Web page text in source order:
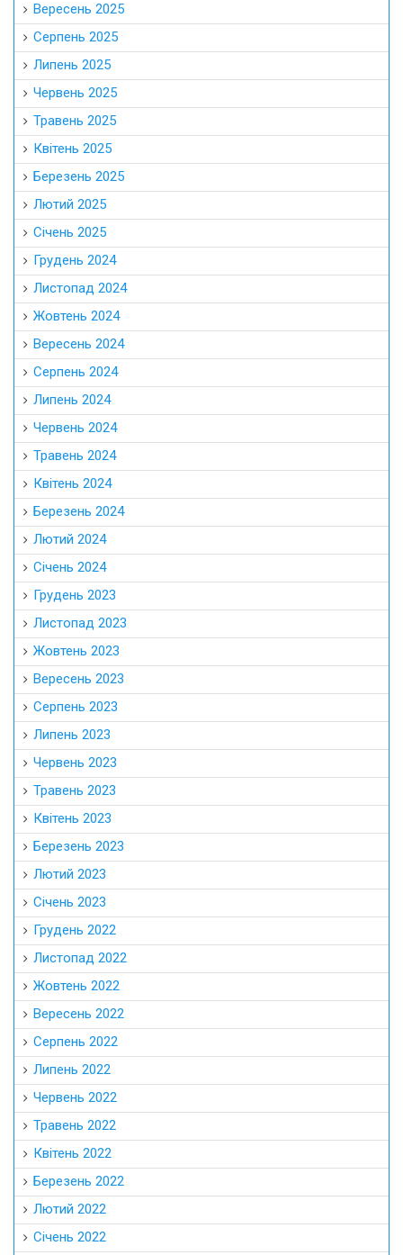
Вересень 2025
Серпень 2025
Липень 2025
Червень 2025
Травень 2025
Квітень 2025
Березень 2025
Лютий 2025
Січень 2025
Грудень 2024
Листопад 2024
Жовтень 2024
Вересень 2024
Серпень 2024
Липень 2024
Червень 2024
Травень 2024
Квітень 2024
Березень 2024
Лютий 2024
Січень 2024
Грудень 2023
Листопад 2023
Жовтень 2023
Вересень 2023
Серпень 2023
Липень 2023
Червень 2023
Травень 2023
Квітень 2023
Березень 2023
Лютий 2023
Січень 2023
Грудень 2022
Листопад 2022
Жовтень 2022
Вересень 2022
Серпень 2022
Липень 2022
Червень 2022
Травень 2022
Квітень 2022
Березень 2022
Лютий 2022
Січень 2022